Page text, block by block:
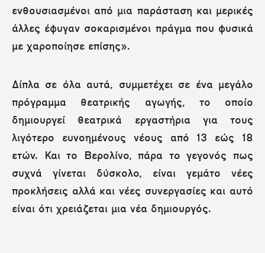
ενθουσιασμένοι από μια παράσταση και μερικές
άλλες έφυγαν σοκαρισμένοι πράγμα που φυσικά
με χαροποίησε επίσης».
Δίπλα σε όλα αυτά, συμμετέχει σε ένα μεγάλο
πρόγραμμα θεατρικής αγωγής, το οποίο
δημιουργεί θεατρικά εργαστήρια για τους
λιγότερο ευνοημένους νέους από 13 εώς 18
ετών. Και το Βερολίνο, πάρα το γεγονός πως
συχνά γίνεται δύσκολο, είναι γεμάτο νέες
προκλήσεις αλλά και νέες συνεργασίες και αυτό
είναι ότι χρειάζεται μια νέα δημιουργός.